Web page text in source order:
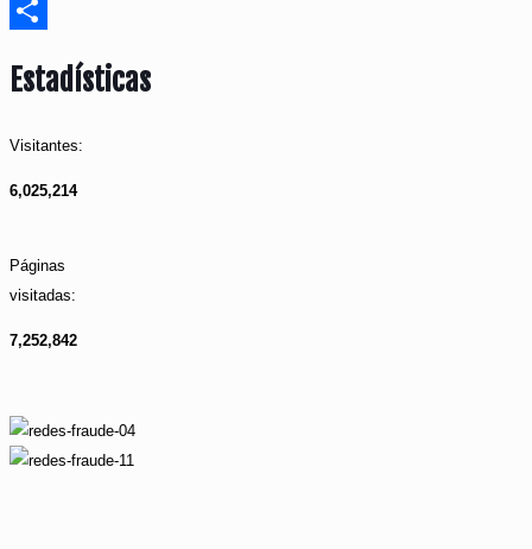
Messenger
Estadísticas
Visitantes:
6,025,214
Páginas
visitadas:
7,252,842